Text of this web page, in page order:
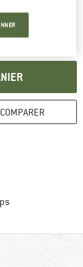
dans une boîte
COMPARER